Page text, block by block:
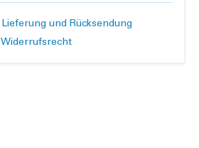
Lieferung und Rücksendung
Widerrufsrecht